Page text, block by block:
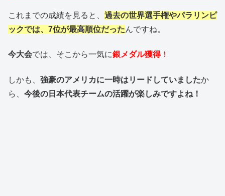
これまでの成績を見ると、 過去の世界選手権やパラリンピ
ックでは、7位が最高順位だったんですね。
今大会では、そこから一気に銀メダル獲得！
しかも、 強豪のアメリカに一時はリードしていましたか
ら、 今後の日本代表チームの活躍が楽しみですよね！